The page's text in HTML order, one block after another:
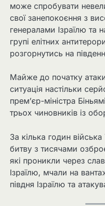
може спробувати
свої занепокоєння з
генералами Ізраїлю та
групі елітних
розгорнутись на
Майже до початку
ситуація настільки
прем’єр-міністра
трьох чиновників із
За кілька годин війська
битву з тисячами
які проникли через
Ізраїлю, мчали на
півдня Ізраїлю та